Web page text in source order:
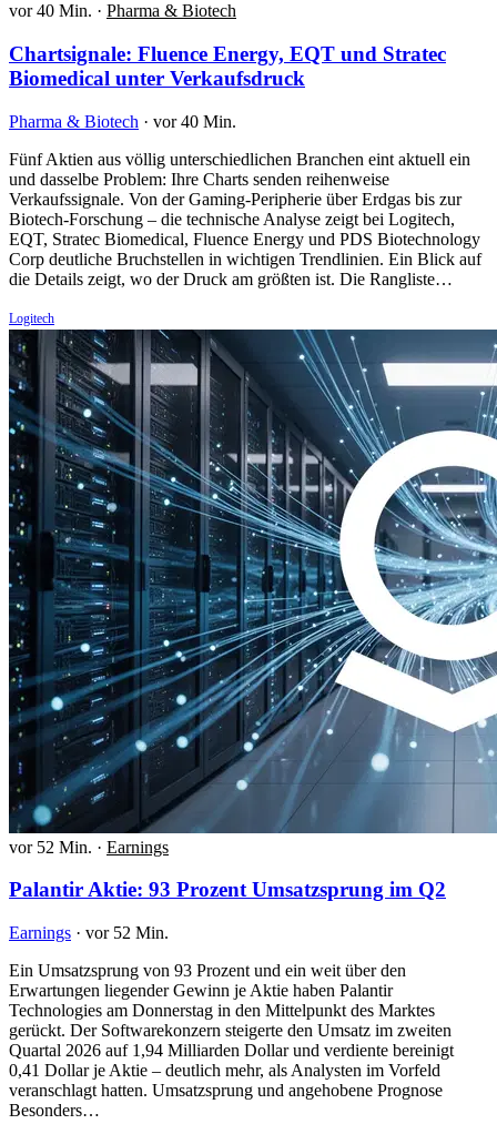
vor 40 Min. · Pharma & Biotech
Chartsignale: Fluence Energy, EQT und Stratec
Biomedical unter Verkaufsdruck
Pharma & Biotech · vor 40 Min.
Fünf Aktien aus völlig unterschiedlichen Branchen eint aktuell ein
und dasselbe Problem: Ihre Charts senden reihenweise
Verkaufssignale. Von der Gaming-Peripherie über Erdgas bis zur
Biotech-Forschung – die technische Analyse zeigt bei Logitech,
EQT, Stratec Biomedical, Fluence Energy und PDS Biotechnology
Corp deutliche Bruchstellen in wichtigen Trendlinien. Ein Blick auf
die Details zeigt, wo der Druck am größten ist. Die Rangliste…
Logitech
vor 52 Min. · Earnings
Palantir Aktie: 93 Prozent Umsatzsprung im Q2
Earnings · vor 52 Min.
Ein Umsatzsprung von 93 Prozent und ein weit über den
Erwartungen liegender Gewinn je Aktie haben Palantir
Technologies am Donnerstag in den Mittelpunkt des Marktes
gerückt. Der Softwarekonzern steigerte den Umsatz im zweiten
Quartal 2026 auf 1,94 Milliarden Dollar und verdiente bereinigt
0,41 Dollar je Aktie – deutlich mehr, als Analysten im Vorfeld
veranschlagt hatten. Umsatzsprung und angehobene Prognose
Besonders…